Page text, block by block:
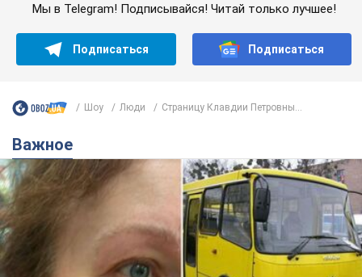
Мы в Telegram! Подписывайся! Читай только лучшее!
Подписаться Подписаться
Шоу Люди Страницу Клавдии Петровны...
Важное